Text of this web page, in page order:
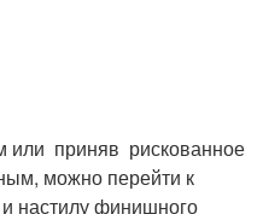
или приняв рискованное
можно перейти к
настилу финишного